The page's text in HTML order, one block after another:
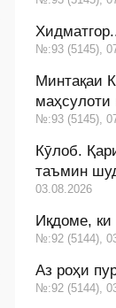
№:93 (5145),
Минтақаи
маҳсулоти
№:93 (5145),
Кӯлоб.
таъмин
03.08.2026
Иқдоме,
№:92 (5144),
Аз роҳи
№:92 (5144),